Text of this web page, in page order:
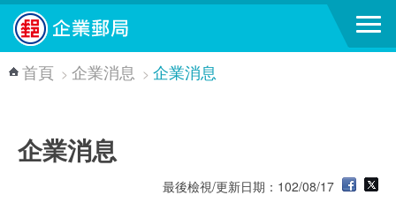
跳到主要內容區塊
首頁 > 企業消息 > 企業消息
企業消息
最後檢視/更新日期：102/08/17